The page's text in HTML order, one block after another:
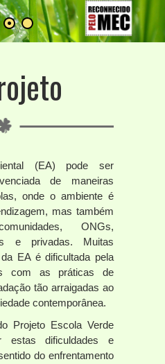
(EA) pode ser
de maneiras
onde o ambiente é
mas também
ONGs,
e privadas. Muitas
EA é dificultada pela
com as práticas de
tão arraigadas ao
contemporânea.
Projeto Escola Verde
estas dificuldades e
do enfrentamento